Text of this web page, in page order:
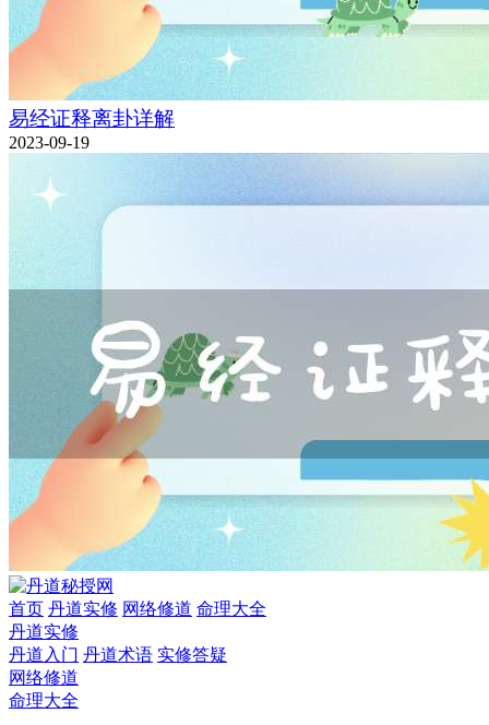
易经证释离卦详解
2023-09-19
首页 丹道实修 网络修道 命理大全
丹道实修
丹道入门 丹道术语 实修答疑
网络修道
命理大全